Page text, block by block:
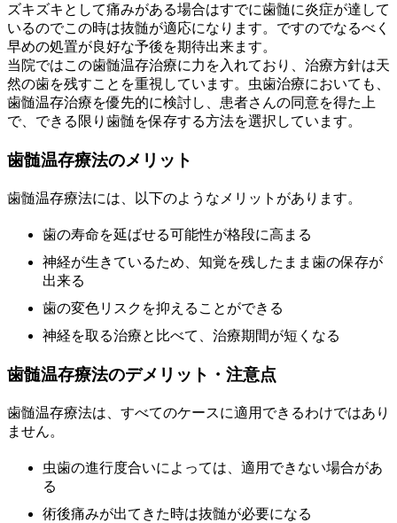
ズキズキとして痛みがある場合はすでに歯髄に炎症が達して
いるのでこの時は抜髄が適応になります。ですのでなるべく
早めの処置が良好な予後を期待出来ます。
当院ではこの歯髄温存治療に力を入れており、治療方針は天
然の歯を残すことを重視しています。虫歯治療においても、
歯髄温存治療を優先的に検討し、患者さんの同意を得た上
で、できる限り歯髄を保存する方法を選択しています。
歯髄温存療法のメリット
歯髄温存療法には、以下のようなメリットがあります。
歯の寿命を延ばせる可能性が格段に高まる
神経が生きているため、知覚を残したまま歯の保存が
出来る
歯の変色リスクを抑えることができる
神経を取る治療と比べて、治療期間が短くなる
歯髄温存療法のデメリット・注意点
歯髄温存療法は、すべてのケースに適用できるわけではあり
ません。
虫歯の進行度合いによっては、適用できない場合があ
る
術後痛みが出てきた時は抜髄が必要になる